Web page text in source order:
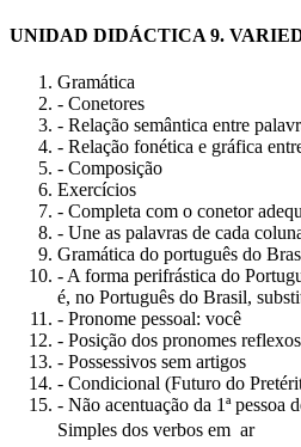
UNIDAD DIDÁCTICA 9.
Gramática
- Conetores
- Relação semântica entre
- Relação fonética e gráfica
- Composição
Exercícios
- Completa com o conetor
- Une as palavras de cada
Gramática do português do
- A forma perifrástica do
é, no Português do Brasil,
- Pronome pessoal: você
- Posição dos pronomes
- Possessivos sem artigos
- Condicional (Futuro do
- Não acentuação da 1ª pessoa
Simples dos verbos em  ar